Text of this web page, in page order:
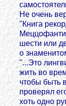
Не очень
"Книга
Меццофанти
шести или
о
"...Это
жить во
чтобы быть
проверял
хоть одно